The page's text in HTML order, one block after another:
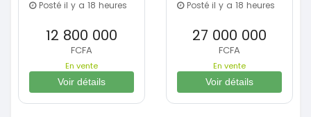
Posté il y a 18 heures
12 800 000
FCFA
En vente
Voir détails
Posté il y a 18 heures
27 000 000
FCFA
En vente
Voir détails